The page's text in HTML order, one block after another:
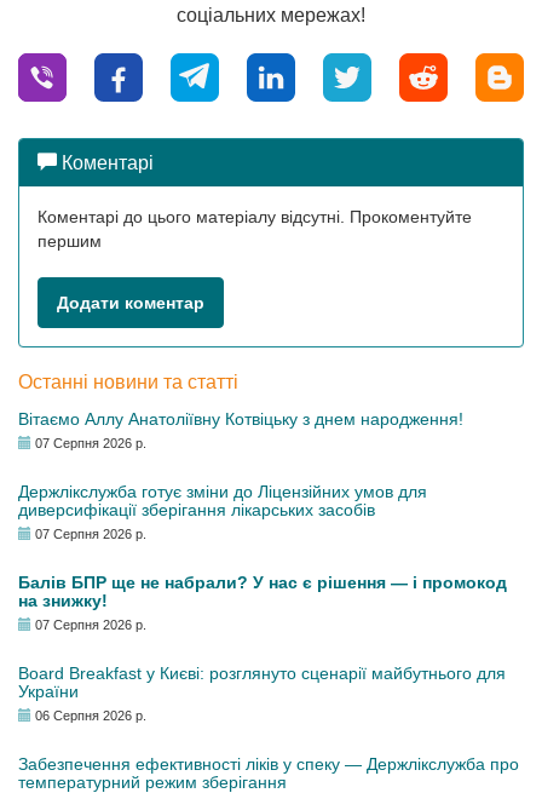
соціальних мережах!
Коментарі
Коментарі до цього матеріалу відсутні. Прокоментуйте
першим
Додати коментар
Останні новини та статті
Вітаємо Аллу Анатоліївну Котвіцьку з днем народження!
07 Серпня 2026 р.
Держлікслужба готує зміни до Ліцензійних умов для
диверсифікації зберігання лікарських засобів
07 Серпня 2026 р.
Балів БПР ще не набрали? У нас є рішення — і промокод
на знижку!
07 Серпня 2026 р.
Board Breakfast у Києві: розглянуто сценарії майбутнього для
України
06 Серпня 2026 р.
Забезпечення ефективності ліків у спеку — Держлікслужба про
температурний режим зберігання